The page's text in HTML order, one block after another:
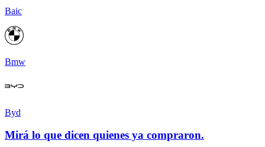
Baic
Bmw
Byd
Mirá lo que dicen quienes ya compraron.